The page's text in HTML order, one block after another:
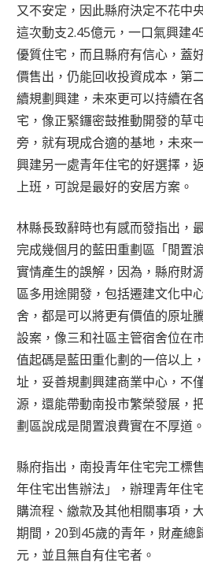
又不安定，因此縣府決定不花中
這次動支2.45億元，一口氣興建
優質住宅，而且縣府有信心，蓋
價售出，仍能回收投資成本，第
續規劃興建，未來更可以持續在
宅，像正緊鑼密鼓推動開發的草
旁，就有現成合適的基地，未來
興建另一處青年住宅的好選擇，
上班，可說是最好的安居方案。
林縣長致辭時也有感而發指出，
完成幾個月的藍田重劃區「閒置
實情產生的誤解，因為，縣府財
區多用途開發，包括遷建文化中
舍，都是可以將更有價值的原址
設案，像三和社區主管宿舍位在
值起碼是藍田重化劃的一倍以上
址，妥善規劃興建商業中心，不
源，還能帶動南投市繁榮發展，
劃區說成是閒置浪費實在不厚道。
縣府指出，南投青年住宅完工標
年住宅出售辦法」，辦理青年住
購流程、繳款及其他相關事項，
期間，20到45歲的青年，財產總
元，並且無自有住宅者。